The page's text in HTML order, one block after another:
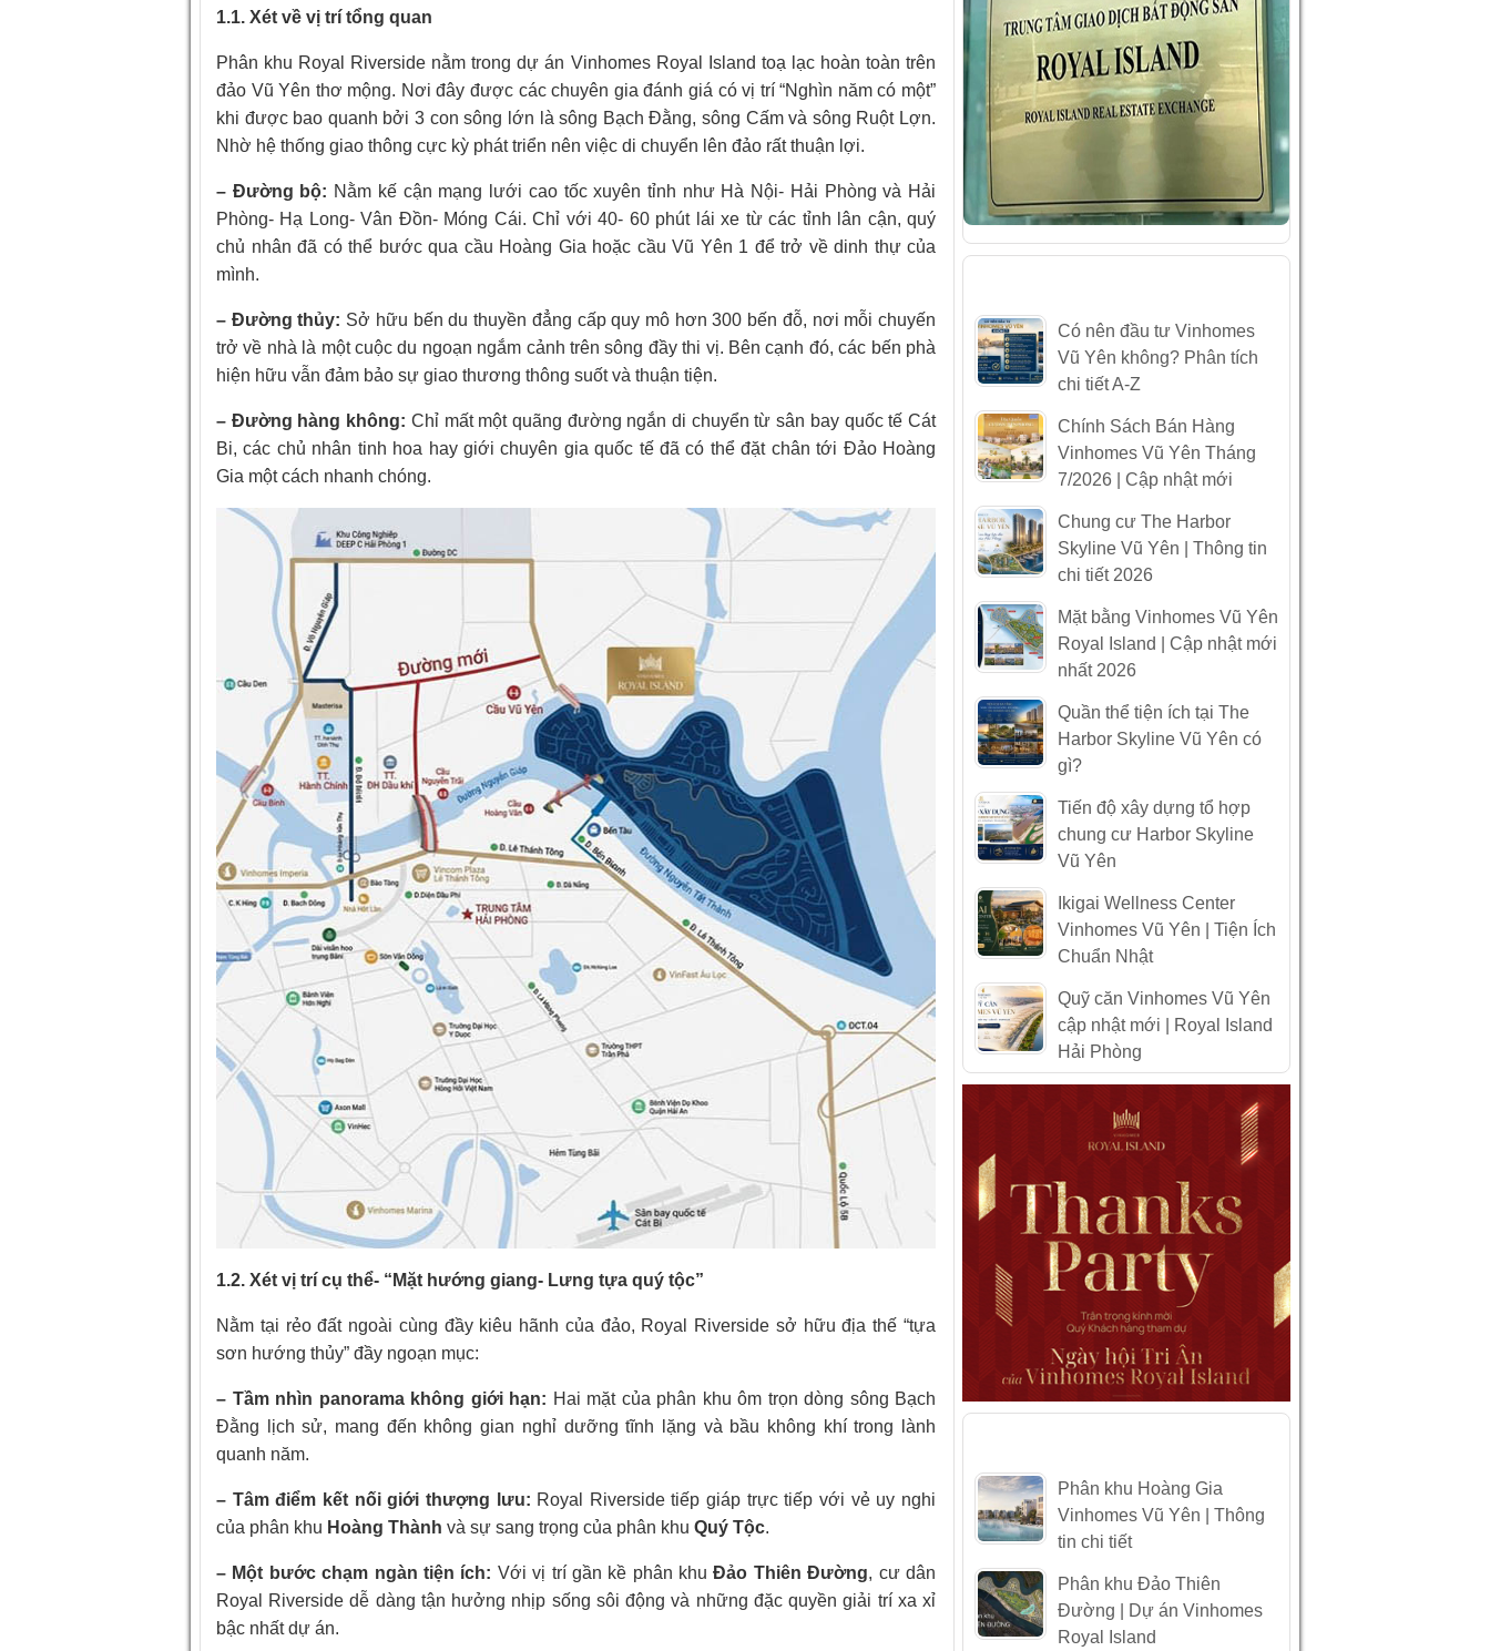
1.1. Xét về vị trí tổng quan
Phân khu Royal Riverside nằm trong dự án Vinhomes Royal Island toạ lạc hoàn toàn trên
đảo Vũ Yên thơ mộng. Nơi đây được các chuyên gia đánh giá có vị trí “Nghìn năm có một”
khi được bao quanh bởi 3 con sông lớn là sông Bạch Đằng, sông Cấm và sông Ruột Lợn.
Nhờ hệ thống giao thông cực kỳ phát triển nên việc di chuyển lên đảo rất thuận lợi.
– Đường bộ: Nằm kế cận mạng lưới cao tốc xuyên tỉnh như Hà Nội- Hải Phòng và Hải
Phòng- Hạ Long- Vân Đồn- Móng Cái. Chỉ với 40- 60 phút lái xe từ các tỉnh lân cận, quý
chủ nhân đã có thể bước qua cầu Hoàng Gia hoặc cầu Vũ Yên 1 để trở về dinh thự của
mình.
– Đường thủy: Sở hữu bến du thuyền đẳng cấp quy mô hơn 300 bến đỗ, nơi mỗi chuyến
trở về nhà là một cuộc du ngoạn ngắm cảnh trên sông đầy thi vị. Bên cạnh đó, các bến phà
hiện hữu vẫn đảm bảo sự giao thương thông suốt và thuận tiện.
– Đường hàng không: Chỉ mất một quãng đường ngắn di chuyển từ sân bay quốc tế Cát
Bi, các chủ nhân tinh hoa hay giới chuyên gia quốc tế đã có thể đặt chân tới Đảo Hoàng
Gia một cách nhanh chóng.
1.2. Xét vị trí cụ thể- “Mặt hướng giang- Lưng tựa quý tộc”
Nằm tại rẻo đất ngoài cùng đầy kiêu hãnh của đảo, Royal Riverside sở hữu địa thế “tựa
sơn hướng thủy” đầy ngoạn mục:
– Tầm nhìn panorama không giới hạn: Hai mặt của phân khu ôm trọn dòng sông Bạch
Đằng lịch sử, mang đến không gian nghỉ dưỡng tĩnh lặng và bầu không khí trong lành
quanh năm.
– Tâm điểm kết nối giới thượng lưu: Royal Riverside tiếp giáp trực tiếp với vẻ uy nghi
của phân khu Hoàng Thành và sự sang trọng của phân khu Quý Tộc.
– Một bước chạm ngàn tiện ích: Với vị trí gần kề phân khuĐảo Thiên Đường, cư dân
Royal Riverside dễ dàng tận hưởng nhịp sống sôi động và những đặc quyền giải trí xa xỉ
bậc nhất dự án.
Có nên đầu tư Vinhomes
Vũ Yên không? Phân tích
chi tiết A-Z
Chính Sách Bán Hàng
Vinhomes Vũ Yên Tháng
7/2026 | Cập nhật mới
Chung cư The Harbor
Skyline Vũ Yên | Thông tin
chi tiết 2026
Mặt bằng Vinhomes Vũ Yên
Royal Island | Cập nhật mới
nhất 2026
Quần thể tiện ích tại The
Harbor Skyline Vũ Yên có
gì?
Tiến độ xây dựng tổ hợp
chung cư Harbor Skyline
Vũ Yên
Ikigai Wellness Center
Vinhomes Vũ Yên | Tiện Ích
Chuẩn Nhật
Quỹ căn Vinhomes Vũ Yên
cập nhật mới | Royal Island
Hải Phòng
Phân khu Hoàng Gia
Vinhomes Vũ Yên | Thông
tin chi tiết
Phân khu Đảo Thiên
Đường | Dự án Vinhomes
Royal Island